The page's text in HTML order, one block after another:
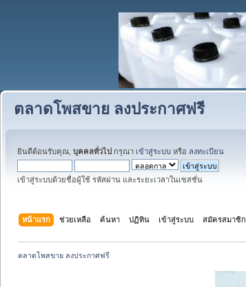
ตลาดโพสขาย ลงประกาศฟรี
ยินดีต้อนรับคุณ, บุคคลทั่วไป กรุณา เข้าสู่ระบบ หรือ ลงทะเบียน
เข้าสู่ระบบด้วยชื่อผู้ใช้ รหัสผ่าน และระยะเวลาในเซสชั่น
หน้าแรก ช่วยเหลือ ค้นหา ปฏิทิน เข้าสู่ระบบ สมัครสมาชิก
ตลาดโพสขาย ลงประกาศฟรี